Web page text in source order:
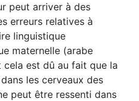
peut arriver à des
erreurs relatives à
linguistique
maternelle (arabe
cela est dû au fait que la
les cerveaux des
peut être ressenti dans